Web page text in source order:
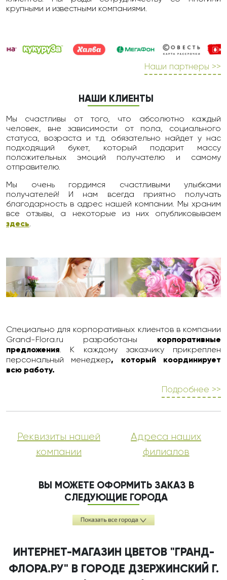
крупными и известными компаниями.
Наши партнеры >>
НАШИ КЛИЕНТЫ
Мы счастливы от того, что абсолютно каждый
человек, вне зависимости от пола, социального
статуса, возраста и т.д. обязательно найдет у нас
подходящий букет, который подарит массу
положительных эмоций получателю и самому
отправителю.
Мы очень гордимся счастливыми улыбками
получателей! И нам всегда приятно получать
благодарность в адрес нашей компании. Мы храним
все отзывы, а некоторые из них опубликовываем
здесь.
Специально для корпоративных клиентов в компании
Grand-Flora.ru разработаны корпоративные
предложения. К каждому заказчику прикреплен
персональный менеджер, который координирует
всю работу.
Подробнее >>
Реквизиты нашей
компании
Адреса наших
филиалов
ВЫ МОЖЕТЕ ОФОРМИТЬ ЗАКАЗ В
СЛЕДУЮЩИЕ ГОРОДА
ИНТЕРНЕТ-МАГАЗИН ЦВЕТОВ "ГРАНД-
ФЛОРА.РУ" В ГОРОДЕ ДЗЕРЖИНСКИЙ Г.